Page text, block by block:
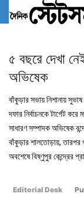
৫ বছরে দেখা
অভিষেক
বাঁকুড়ার সভায় নিশানায়
দফার নির্বাচনকে টার্গেট
সাধারণ সম্পাদক অভিষেক
বাঁকুড়ার শালতোড়ায়, তারপর
অবশেষে বিষ্ণুপুর কেন্দ্রের
Editorial Desk